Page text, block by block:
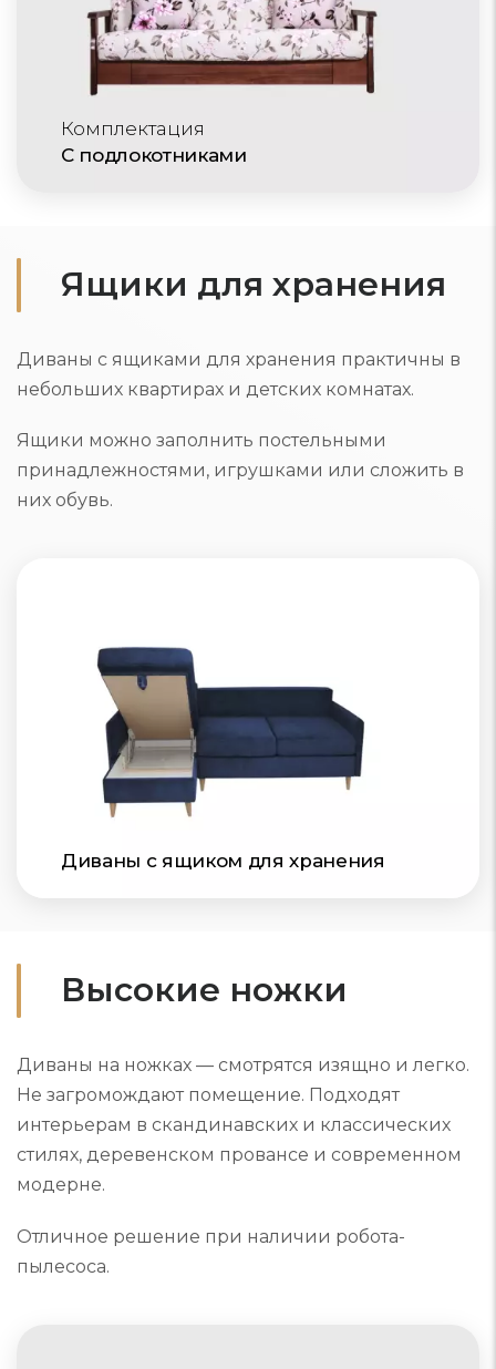
Комплектация
С подлокотниками
Ящики для хранения
Диваны с ящиками для хранения практичны в
небольших квартирах и детских комнатах.
Ящики можно заполнить постельными
принадлежностями, игрушками или сложить в
них обувь.
Диваны с ящиком для хранения
Высокие ножки
Диваны на ножках — смотрятся изящно и легко.
Не загромождают помещение. Подходят
интерьерам в скандинавских и классических
стилях, деревенском провансе и современном
модерне.
Отличное решение при наличии робота-
пылесоса.